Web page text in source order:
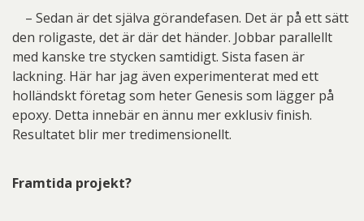
– Sedan är det själva görandefasen. Det är på ett sätt
den roligaste, det är där det händer. Jobbar parallellt
med kanske tre stycken samtidigt. Sista fasen är
lackning. Här har jag även experimenterat med ett
holländskt företag som heter Genesis som lägger på
epoxy. Detta innebär en ännu mer exklusiv finish.
Resultatet blir mer tredimensionellt.
Framtida projekt?